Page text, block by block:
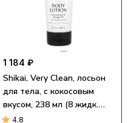
1 184 ₽
Shikai, Very Clean, лосьон
для тела, с кокосовым
вкусом, 238 мл (8 жидк.
унций)
4.8